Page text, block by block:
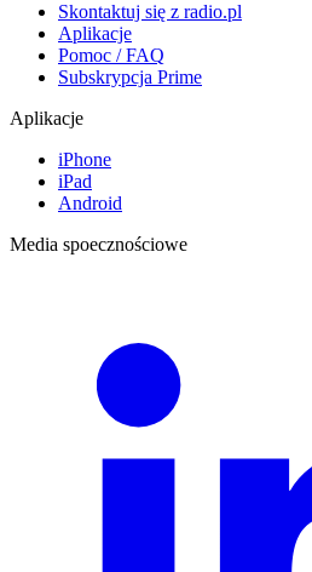
Skontaktuj się z radio.pl
Aplikacje
Pomoc / FAQ
Subskrypcja Prime
Aplikacje
iPhone
iPad
Android
Media spoecznościowe